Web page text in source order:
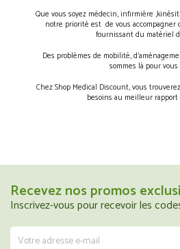
Que vous soyez médecin, infirmière
notre priorité est de vous accompagner
fournissant du matériel
Des problèmes de mobilité,
sommes là pour vous
Chez Shop Medical Discount, vous
besoins au meilleur
Recevez nos promos
Inscrivez-vous pour recevoir les